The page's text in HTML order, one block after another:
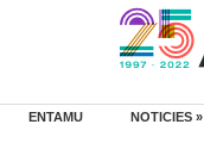
ENTAMU NOTICIES »